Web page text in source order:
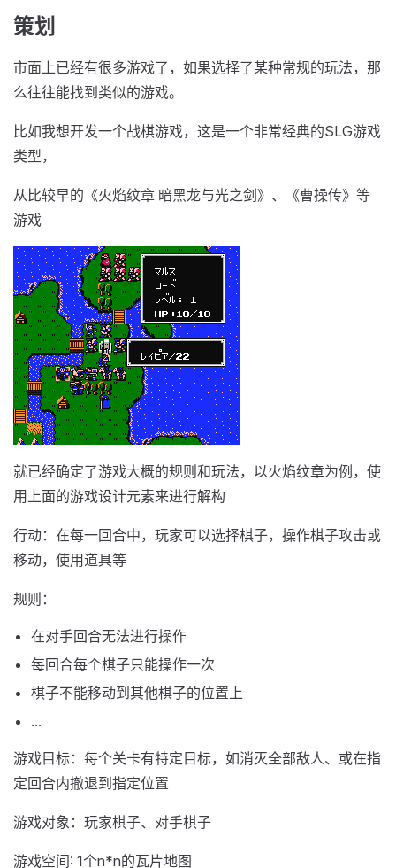
策划
市面上已经有很多游戏了，如果选择了某种常规的玩法，那
么往往能找到类似的游戏。
比如我想开发一个战棋游戏，这是一个非常经典的SLG游戏
类型，
从比较早的《火焰纹章 暗黑龙与光之剑》、《曹操传》等
游戏
就已经确定了游戏大概的规则和玩法，以火焰纹章为例，使
用上面的游戏设计元素来进行解构
行动：在每一回合中，玩家可以选择棋子，操作棋子攻击或
移动，使用道具等
规则：
在对手回合无法进行操作
每回合每个棋子只能操作一次
棋子不能移动到其他棋子的位置上
...
游戏目标：每个关卡有特定目标，如消灭全部敌人、或在指
定回合内撤退到指定位置
游戏对象：玩家棋子、对手棋子
游戏空间: 1个n*n的瓦片地图